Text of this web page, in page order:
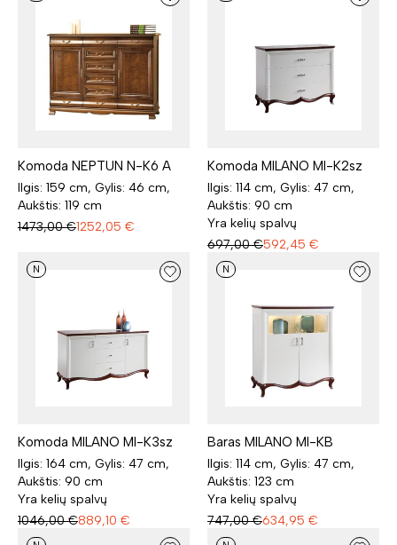
Komoda NEPTUN N-K6 A
Ilgis: 159 cm, Gylis: 46 cm,
Aukštis: 119 cm
1473,00 €1252,05 €
Komoda MILANO MI-K2sz
Ilgis: 114 cm, Gylis: 47 cm,
Aukštis: 90 cm
Yra kelių spalvų
697,00 €592,45 €
N
Komoda MILANO MI-K3sz
Ilgis: 164 cm, Gylis: 47 cm,
Aukštis: 90 cm
Yra kelių spalvų
1046,00 €889,10 €
N
Baras MILANO MI-KB
Ilgis: 114 cm, Gylis: 47 cm,
Aukštis: 123 cm
Yra kelių spalvų
747,00 €634,95 €